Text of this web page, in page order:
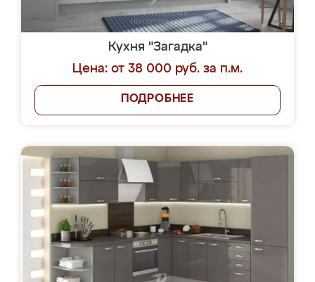
Кухня "Загадка"
Цена: от 38 000 руб. за п.м.
ПОДРОБНЕЕ